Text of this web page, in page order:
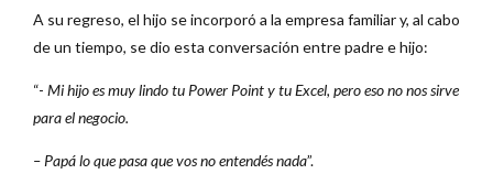
A su regreso, el hijo se incorporó a la empresa familiar y, al cabo
de un tiempo, se dio esta conversación entre padre e hijo:
“- Mi hijo es muy lindo tu Power Point y tu Excel, pero eso no nos sirve
para el negocio.
– Papá lo que pasa que vos no entendés nada”.